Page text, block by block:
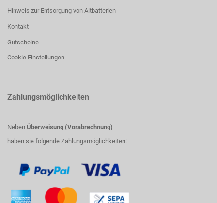
Hinweis zur Entsorgung von Altbatterien
Kontakt
Gutscheine
Cookie Einstellungen
Zahlungsmöglichkeiten
Neben Überweisung (Vorabrechnung)
haben sie folgende Zahlungsmöglichkeiten: